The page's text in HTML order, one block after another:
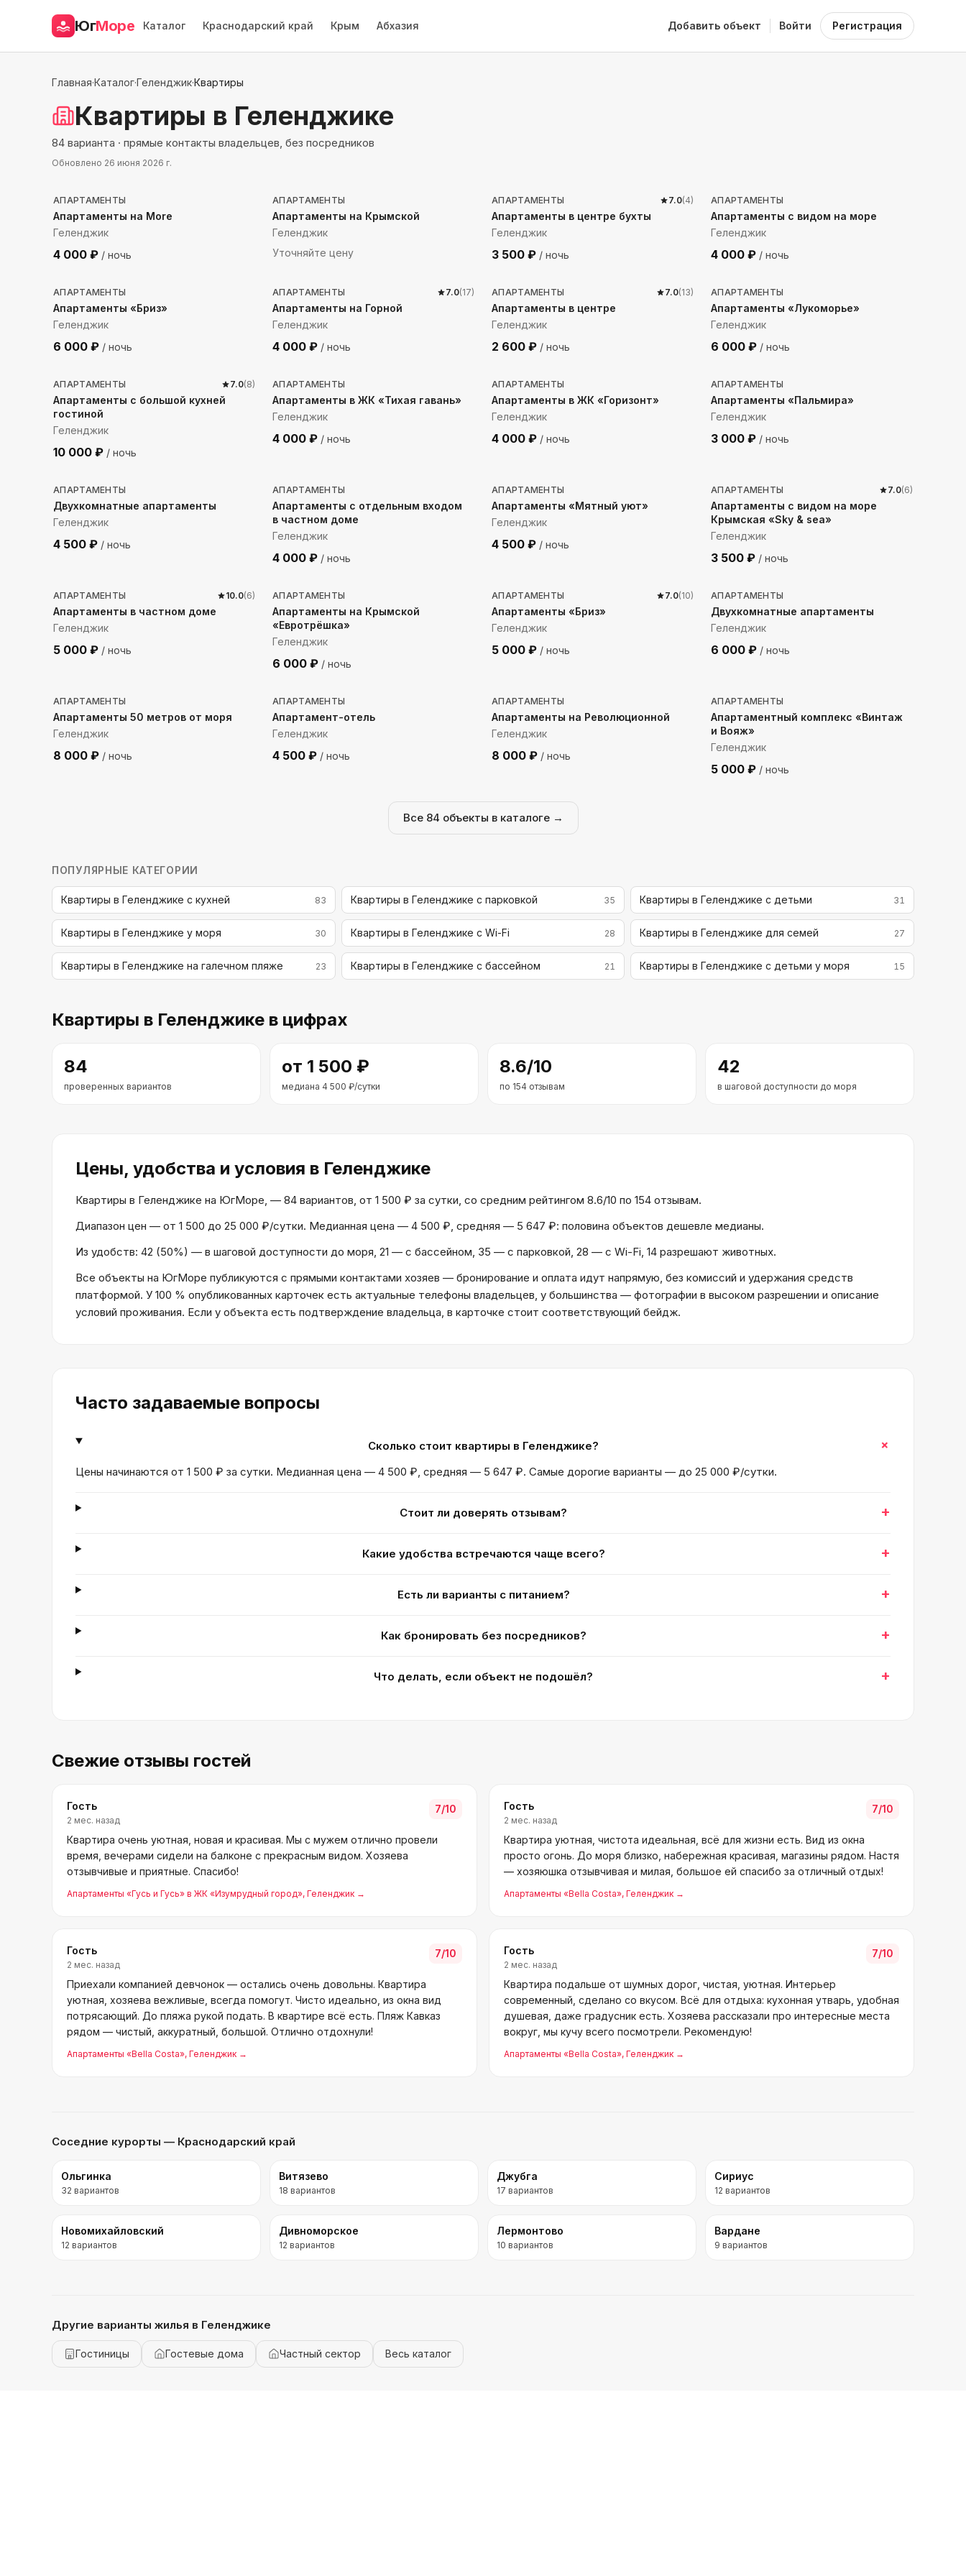
ЮгМоре Каталог Краснодарский край Крым Абхазия Добавить объект Войти Регистрация
Главная·Каталог·Геленджик·Квартиры
Квартиры в Геленджике
84 варианта · прямые контакты владельцев, без посредников
Обновлено 26 июня 2026 г.
427м до моря
АПАРТАМЕНТЫ
Апартаменты на More
Геленджик
4 000 ₽ / ночь
АПАРТАМЕНТЫ
Апартаменты на Крымской
Геленджик
Уточняйте цену
АПАРТАМЕНТЫ 7.0(4)
Апартаменты в центре бухты
Геленджик
3 500 ₽ / ночь
АПАРТАМЕНТЫ
Апартаменты с видом на море
Геленджик
4 000 ₽ / ночь
820м до моря
АПАРТАМЕНТЫ
Апартаменты «Бриз»
Геленджик
6 000 ₽ / ночь
м до моря
АПАРТАМЕНТЫ 7.0(17)
Апартаменты на Горной
Геленджик
4 000 ₽ / ночь
707м до моря
АПАРТАМЕНТЫ 7.0(13)
Апартаменты в центре
Геленджик
2 600 ₽ / ночь
2191м до моря
АПАРТАМЕНТЫ
Апартаменты «Лукоморье»
Геленджик
6 000 ₽ / ночь
223м до моря
АПАРТАМЕНТЫ 7.0(8)
Апартаменты с большой кухней
гостиной
Геленджик
10 000 ₽ / ночь
1086 м до моря
АПАРТАМЕНТЫ
Апартаменты в ЖК «Тихая гавань»
Геленджик
4 000 ₽ / ночь
631м до моря
АПАРТАМЕНТЫ
Апартаменты в ЖК «Горизонт»
Геленджик
4 000 ₽ / ночь
527м до моря
АПАРТАМЕНТЫ
Апартаменты «Пальмира»
Геленджик
3 000 ₽ / ночь
932 м до моря
АПАРТАМЕНТЫ
Двухкомнатные апартаменты
Геленджик
4 500 ₽ / ночь
АПАРТАМЕНТЫ
Апартаменты с отдельным входом
в частном доме
Геленджик
4 000 ₽ / ночь
АПАРТАМЕНТЫ
Апартаменты «Мятный уют»
Геленджик
4 500 ₽ / ночь
АПАРТАМЕНТЫ 7.0(6)
Апартаменты с видом на море
Крымская «Sky & sea»
Геленджик
3 500 ₽ / ночь
АПАРТАМЕНТЫ 10.0(6)
Апартаменты в частном доме
Геленджик
5 000 ₽ / ночь
229м до моря
АПАРТАМЕНТЫ
Апартаменты на Крымской
«Евротрёшка»
Геленджик
6 000 ₽ / ночь
АПАРТАМЕНТЫ 7.0(10)
Апартаменты «Бриз»
Геленджик
5 000 ₽ / ночь
160м до моря
АПАРТАМЕНТЫ
Двухкомнатные апартаменты
Геленджик
6 000 ₽ / ночь
АПАРТАМЕНТЫ
Апартаменты 50 метров от моря
Геленджик
8 000 ₽ / ночь
65 м до моря
АПАРТАМЕНТЫ
Апартамент-отель
Геленджик
4 500 ₽ / ночь
АПАРТАМЕНТЫ
Апартаменты на Революционной
Геленджик
8 000 ₽ / ночь
АПАРТАМЕНТЫ
Апартаментный комплекс «Винтаж
и Вояж»
Геленджик
5 000 ₽ / ночь
Все 84 объекты в каталоге →
ПОПУЛЯРНЫЕ КАТЕГОРИИ
Квартиры в Геленджике с кухней 83 Квартиры в Геленджике с парковкой 35 Квартиры в Геленджике с детьми 31
Квартиры в Геленджике у моря 30 Квартиры в Геленджике с Wi-Fi 28 Квартиры в Геленджике для семей 27
Квартиры в Геленджике на галечном пляже 23 Квартиры в Геленджике с бассейном 21 Квартиры в Геленджике с детьми у моря 15
Квартиры в Геленджике в цифрах
84
проверенных вариантов
от 1 500 ₽
медиана 4 500 ₽/сутки
8.6/10
по 154 отзывам
42
в шаговой доступности до моря
Цены, удобства и условия в Геленджике
Квартиры в Геленджике на ЮгМоре, — 84 вариантов, от 1 500 ₽ за сутки, со средним рейтингом 8.6/10 по 154 отзывам.
Диапазон цен — от 1 500 до 25 000 ₽/сутки. Медианная цена — 4 500 ₽, средняя — 5 647 ₽: половина объектов дешевле медианы.
Из удобств: 42 (50%) — в шаговой доступности до моря, 21 — с бассейном, 35 — с парковкой, 28 — с Wi-Fi, 14 разрешают животных.
Все объекты на ЮгМоре публикуются с прямыми контактами хозяев — бронирование и оплата идут напрямую, без комиссий и удержания средств
платформой. У 100 % опубликованных карточек есть актуальные телефоны владельцев, у большинства — фотографии в высоком разрешении и описание
условий проживания. Если у объекта есть подтверждение владельца, в карточке стоит соответствующий бейдж.
Часто задаваемые вопросы
Сколько стоит квартиры в Геленджике? +
Цены начинаются от 1 500 ₽ за сутки. Медианная цена — 4 500 ₽, средняя — 5 647 ₽. Самые дорогие варианты — до 25 000 ₽/сутки.
Стоит ли доверять отзывам? +
Какие удобства встречаются чаще всего? +
Есть ли варианты с питанием? +
Как бронировать без посредников? +
Что делать, если объект не подошёл? +
Свежие отзывы гостей
Гость
2 мес. назад
7/10
Квартира очень уютная, новая и красивая. Мы с мужем отлично провели
время, вечерами сидели на балконе с прекрасным видом. Хозяева
отзывчивые и приятные. Спасибо!
Апартаменты «Гусь и Гусь» в ЖК «Изумрудный город», Геленджик →
Гость
2 мес. назад
7/10
Квартира уютная, чистота идеальная, всё для жизни есть. Вид из окна
просто огонь. До моря близко, набережная красивая, магазины рядом. Настя
— хозяюшка отзывчивая и милая, большое ей спасибо за отличный отдых!
Апартаменты «Bella Costa», Геленджик →
Гость
2 мес. назад
7/10
Приехали компанией девчонок — остались очень довольны. Квартира
уютная, хозяева вежливые, всегда помогут. Чисто идеально, из окна вид
потрясающий. До пляжа рукой подать. В квартире всё есть. Пляж Кавказ
рядом — чистый, аккуратный, большой. Отлично отдохнули!
Апартаменты «Bella Costa», Геленджик →
Гость
2 мес. назад
7/10
Квартира подальше от шумных дорог, чистая, уютная. Интерьер
современный, сделано со вкусом. Всё для отдыха: кухонная утварь, удобная
душевая, даже градусник есть. Хозяева рассказали про интересные места
вокруг, мы кучу всего посмотрели. Рекомендую!
Апартаменты «Bella Costa», Геленджик →
Соседние курорты — Краснодарский край
Ольгинка
32 вариантов
Витязево
18 вариантов
Джубга
17 вариантов
Сириус
12 вариантов
Новомихайловский
12 вариантов
Дивноморское
12 вариантов
Лермонтово
10 вариантов
Вардане
9 вариантов
Другие варианты жилья в Геленджике
Гостиницы Гостевые дома Частный сектор Весь каталог